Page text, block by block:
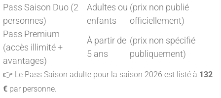
Pass Saison Duo (2
personnes)
Adultes ou
enfants
(prix non publié
officiellement)
Pass Premium
(accès illimité +
avantages)
À partir de
5 ans
(prix non spécifié
publiquement)
👉 Le Pass Saison adulte pour la saison 2026 est listé à 132
€ par personne.